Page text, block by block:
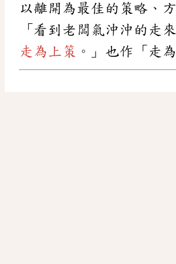
以離開為最佳的策略、
「看到老闆氣沖沖的走
走為上策 。」也作「走